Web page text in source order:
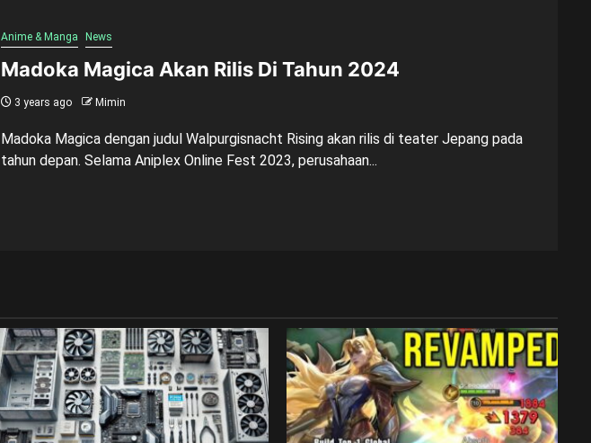
Anime & Manga News
Madoka Magica Akan Rilis Di Tahun 2024
3 years ago Mimin
Madoka Magica dengan judul Walpurgisnacht Rising akan rilis di teater Jepang pada
tahun depan. Selama Aniplex Online Fest 2023, perusahaan...